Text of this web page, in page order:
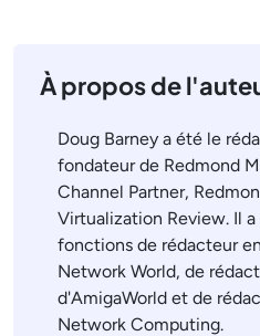
À propos de
Doug Barney a été le
fondateur de Redmond
Channel Partner,
Virtualization Review. Il
fonctions de rédacteur
Network World, de
d'AmigaWorld et de
Network Computing.